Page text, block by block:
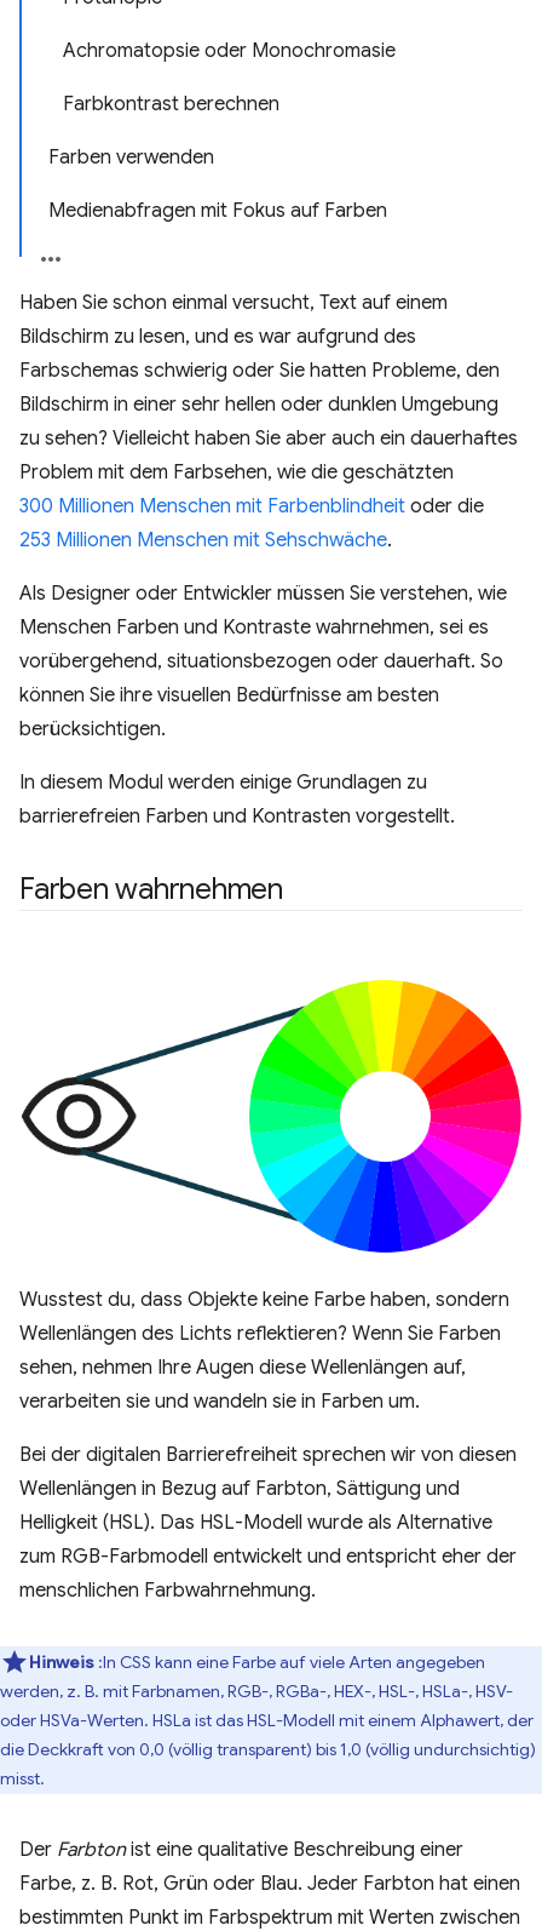
Achromatopsie oder Monochromasie
Farbkontrast berechnen
Farben verwenden
Medienabfragen mit Fokus auf Farben
Haben Sie schon einmal versucht, Text auf einem
Bildschirm zu lesen, und es war aufgrund des
Farbschemas schwierig oder Sie hatten Probleme, den
Bildschirm in einer sehr hellen oder dunklen Umgebung
zu sehen? Vielleicht haben Sie aber auch ein dauerhaftes
Problem mit dem Farbsehen, wie die geschätzten
300 Millionen Menschen mit Farbenblindheit oder die
253 Millionen Menschen mit Sehschwäche.
Als Designer oder Entwickler müssen Sie verstehen, wie
Menschen Farben und Kontraste wahrnehmen, sei es
vorübergehend, situationsbezogen oder dauerhaft. So
können Sie ihre visuellen Bedürfnisse am besten
berücksichtigen.
In diesem Modul werden einige Grundlagen zu
barrierefreien Farben und Kontrasten vorgestellt.
Farben wahrnehmen
Wusstest du, dass Objekte keine Farbe haben, sondern
Wellenlängen des Lichts reflektieren? Wenn Sie Farben
sehen, nehmen Ihre Augen diese Wellenlängen auf,
verarbeiten sie und wandeln sie in Farben um.
Bei der digitalen Barrierefreiheit sprechen wir von diesen
Wellenlängen in Bezug auf Farbton, Sättigung und
Helligkeit (HSL). Das HSL-Modell wurde als Alternative
zum RGB-Farbmodell entwickelt und entspricht eher der
menschlichen Farbwahrnehmung.
Hinweis :In CSS kann eine Farbe auf viele Arten angegeben
werden, z. B. mit Farbnamen, RGB-, RGBa-, HEX-, HSL-, HSLa-, HSV-
oder HSVa-Werten. HSLa ist das HSL-Modell mit einem Alphawert, der
die Deckkraft von 0,0 (völlig transparent) bis 1,0 (völlig undurchsichtig)
misst.
Der Farbtonist eine qualitative Beschreibung einer
Farbe, z. B. Rot, Grün oder Blau. Jeder Farbton hat einen
bestimmten Punkt im Farbspektrum mit Werten zwischen